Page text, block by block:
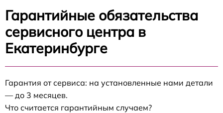
Гарантийные обязательства
сервисного центра в
Екатеринбурге
Гарантия от сервиса: на установленные нами детали
— до 3 месяцев.
Что считается гарантийным случаем?